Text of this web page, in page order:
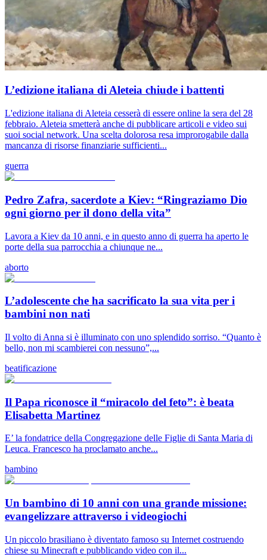
L’edizione italiana di Aleteia chiude i battenti
L'edizione italiana di Aleteia cesserà di essere online la sera del 28
febbraio. Aleteia smetterà anche di pubblicare articoli e video sui
suoi social network. Una scelta dolorosa resa improrogabile dalla
mancanza di risorse finanziarie sufficienti...
guerra
Pedro Zafra, sacerdote a Kiev: “Ringraziamo Dio
ogni giorno per il dono della vita”
Lavora a Kiev da 10 anni, e in questo anno di guerra ha aperto le
porte della sua parrocchia a chiunque ne...
aborto
L’adolescente che ha sacrificato la sua vita per i
bambini non nati
Il volto di Anna si è illuminato con uno splendido sorriso. “Quanto è
bello, non mi scambierei con nessuno”,...
beatificazione
Il Papa riconosce il “miracolo del feto”: è beata
Elisabetta Martinez
E’ la fondatrice della Congregazione delle Figlie di Santa Maria di
Leuca. Francesco ha proclamato anche...
bambino
Un bambino di 10 anni con una grande missione:
evangelizzare attraverso i videogiochi
Un piccolo brasiliano è diventato famoso su Internet costruendo
chiese su Minecraft e pubblicando video con il...